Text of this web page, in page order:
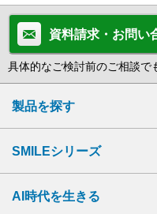
資料請求・お問い
具体的なご検討前のご相談で
製品を探す
SMILEシリーズ
AI時代を生きる